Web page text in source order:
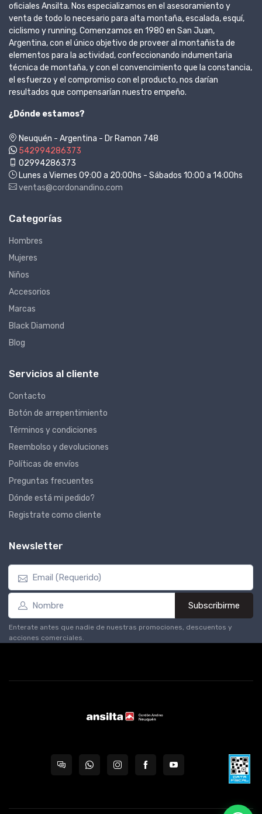
oficiales Ansilta. Nos especializamos en el asesoramiento y
venta de todo lo necesario para alta montaña, escalada, esquí,
ciclismo y running. Comenzamos en 1980 en San Juan,
Argentina, con el único objetivo de proveer al montañista de
elementos para la actividad, confeccionando indumentaria
técnica de montaña, y con el convencimiento que la constancia,
el esfuerzo y el compromiso con el producto, nos darían
resultados que compensarían nuestro empeño.
¿Dónde estamos?
Neuquén - Argentina - Dr Ramon 748
542994286373
02994286373
Lunes a Viernes 09:00 a 20:00hs - Sábados 10:00 a 14:00hs
ventas@cordonandino.com
Categorías
Hombres
Mujeres
Niños
Accesorios
Marcas
Black Diamond
Blog
Servicios al cliente
Contacto
Botón de arrepentimiento
Términos y condiciones
Reembolso y devoluciones
Políticas de envíos
Preguntas frecuentes
Dónde está mi pedido?
Registrate como cliente
Newsletter
Subscribirme
Enterate antes que nadie de nuestras promociones, descuentos y
acciones comerciales.